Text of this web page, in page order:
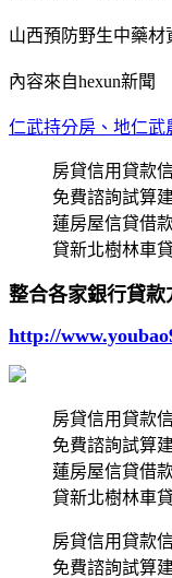
山西預防野生中藥材
內容來自hexun新聞
仁武持分房、地仁武
房貸信用貸款
免費諮詢試算
蓮房屋信貸借
貸新北樹林車
整合各家銀行貸款
http://
房貸信用貸款
免費諮詢試算
蓮房屋信貸借
貸新北樹林車
房貸信用貸款
免費諮詢試算